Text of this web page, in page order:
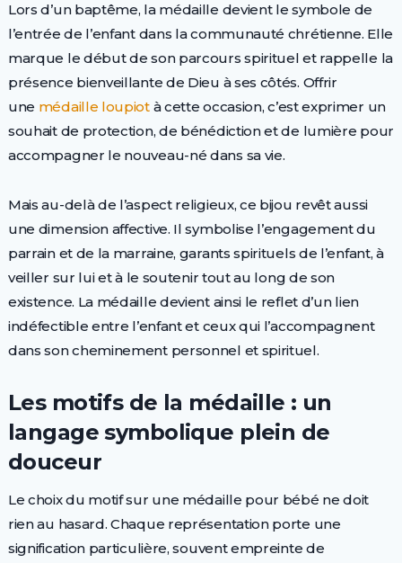
Lors d’un baptême, la médaille devient le symbole de
l’entrée de l’enfant dans la communauté chrétienne. Elle
marque le début de son parcours spirituel et rappelle la
présence bienveillante de Dieu à ses côtés. Offrir
une médaille loupiotà cette occasion, c’est exprimer un
souhait de protection, de bénédiction et de lumière pour
accompagner le nouveau-né dans sa vie.
Mais au-delà de l’aspect religieux, ce bijou revêt aussi
une dimension affective. Il symbolise l’engagement du
parrain et de la marraine, garants spirituels de l’enfant, à
veiller sur lui et à le soutenir tout au long de son
existence. La médaille devient ainsi le reflet d’un lien
indéfectible entre l’enfant et ceux qui l’accompagnent
dans son cheminement personnel et spirituel.
Les motifs de la médaille : un
langage symbolique plein de
douceur
Le choix du motif sur une médaille pour bébé ne doit
rien au hasard. Chaque représentation porte une
signification particulière, souvent empreinte de